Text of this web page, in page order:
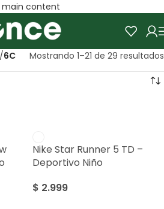
main content
/6C Mostrando 1–21 de 29 resultados
Nike Star Runner 5 TD –
Deportivo Niño
$ 2.999